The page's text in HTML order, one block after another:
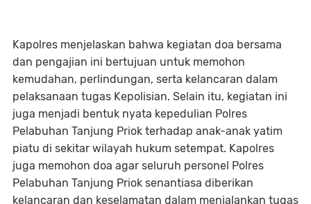
Kapolres menjelaskan bahwa kegiatan doa bersama
dan pengajian ini bertujuan untuk memohon
kemudahan, perlindungan, serta kelancaran dalam
pelaksanaan tugas Kepolisian. Selain itu, kegiatan ini
juga menjadi bentuk nyata kepedulian Polres
Pelabuhan Tanjung Priok terhadap anak-anak yatim
piatu di sekitar wilayah hukum setempat. Kapolres
juga memohon doa agar seluruh personel Polres
Pelabuhan Tanjung Priok senantiasa diberikan
kelancaran dan keselamatan dalam menjalankan tugas